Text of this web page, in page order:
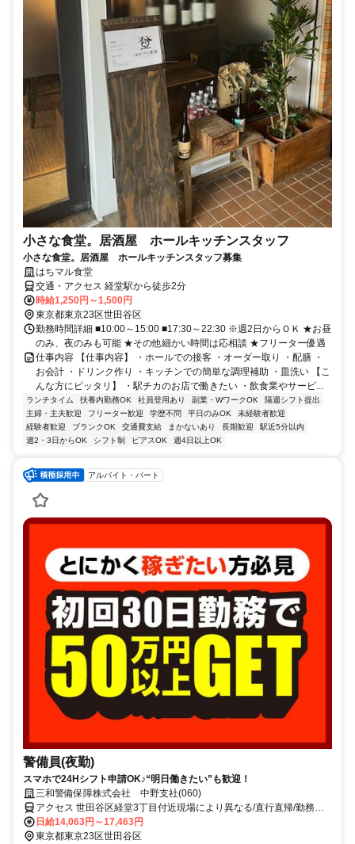
小さな食堂。居酒屋 ホールキッチンスタッフ
小さな食堂。居酒屋 ホールキッチンスタッフ募集
はちマル食堂
交通・アクセス 経堂駅から徒歩2分
時給1,250円～1,500円
東京都東京23区世田谷区
勤務時間詳細 ■10:00～15:00 ■17:30～22:30 ※週2日からＯＫ ★お昼
のみ、夜のみも可能 ★その他細かい時間は応相談 ★フリーター優遇
仕事内容 【仕事内容】 ・ホールでの接客 ・オーダー取り ・配膳 ・
お会計 ・ドリンク作り ・キッチンでの簡単な調理補助 ・皿洗い 【こ
んな方にピッタリ】 ・駅チカのお店で働きたい ・飲食業やサービ...
ランチタイム 扶養内勤務OK 社員登用あり 副業・WワークOK
隔週シフト提出
主婦・主夫歓迎
フリーター歓迎 学歴不問 平日のみOK
未経験者歓迎
経験者歓迎
ブランクOK 交通費支給 まかないあり 長期歓迎
駅近5分以内
週2・3日からOK
シフト制 ピアスOK 週4日以上OK
アルバイト・パート
警備員(夜勤)
スマホで24Hシフト申請OK♪“明日働きたい”も歓迎！
三和警備保障株式会社 中野支社(060)
アクセス 世田谷区経堂3丁目付近現場により異なる/直行直帰/勤務地
相談可■電話面接■来社不要■即日勤務
日給14,063円～17,463円
東京都東京23区世田谷区